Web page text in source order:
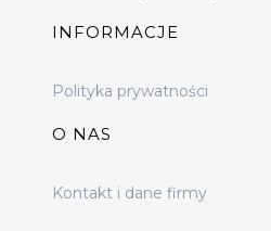
INFORMACJE
Polityka prywatności
O NAS
Kontakt i dane firmy